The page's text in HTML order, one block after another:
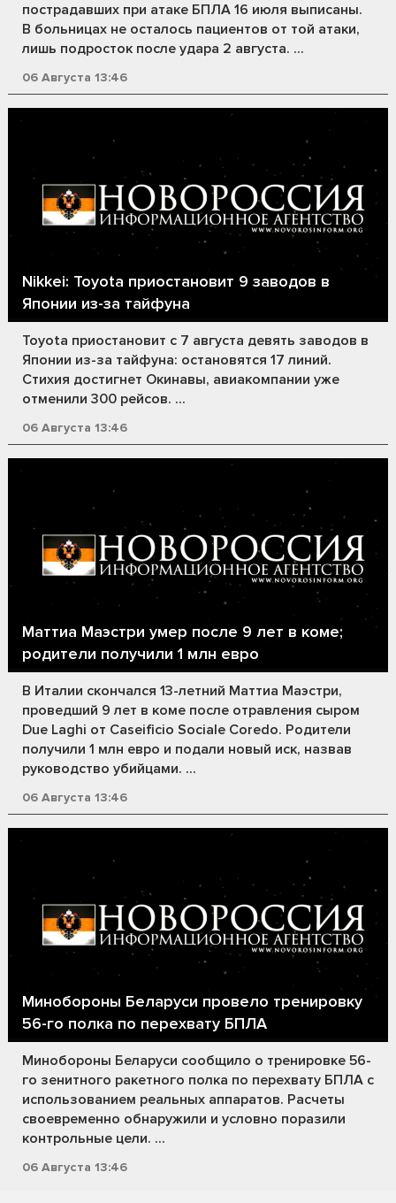
пострадавших при атаке БПЛА 16 июля выписаны.
В больницах не осталось пациентов от той атаки,
лишь подросток после удара 2 августа. ...
06 Августа 13:46
Nikkei: Toyota приостановит 9 заводов в
Японии из-за тайфуна
Toyota приостановит с 7 августа девять заводов в
Японии из-за тайфуна: остановятся 17 линий.
Стихия достигнет Окинавы, авиакомпании уже
отменили 300 рейсов. ...
06 Августа 13:46
Маттиа Маэстри умер после 9 лет в коме;
родители получили 1 млн евро
В Италии скончался 13-летний Маттиа Маэстри,
проведший 9 лет в коме после отравления сыром
Due Laghi от Caseificio Sociale Coredo. Родители
получили 1 млн евро и подали новый иск, назвав
руководство убийцами. ...
06 Августа 13:46
Минобороны Беларуси провело тренировку
56-го полка по перехвату БПЛА
Минобороны Беларуси сообщило о тренировке 56-
го зенитного ракетного полка по перехвату БПЛА с
использованием реальных аппаратов. Расчеты
своевременно обнаружили и условно поразили
контрольные цели. ...
06 Августа 13:46